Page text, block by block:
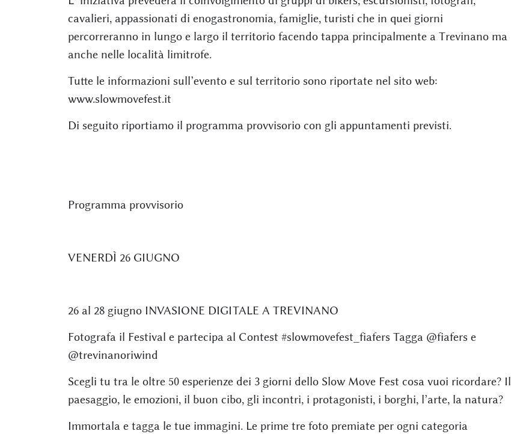
cavalieri, appassionati di enogastronomia, famiglie, turisti che in quei giorni
percorreranno in lungo e largo il territorio facendo tappa principalmente a Trevinano ma
anche nelle località limitrofe.
Tutte le informazioni sull’evento e sul territorio sono riportate nel sito web:
www.slowmovefest.it
Di seguito riportiamo il programma provvisorio con gli appuntamenti previsti.
Programma provvisorio
VENERDÌ 26 GIUGNO
26 al 28 giugno INVASIONE DIGITALE A TREVINANO
Fotografa il Festival e partecipa al Contest #slowmovefest_fiafers Tagga @fiafers e
@trevinanoriwind
Scegli tu tra le oltre 50 esperienze dei 3 giorni dello Slow Move Fest cosa vuoi ricordare? Il
paesaggio, le emozioni, il buon cibo, gli incontri, i protagonisti, i borghi, l’arte, la natura?
Immortala e tagga le tue immagini. Le prime tre foto premiate per ogni categoria